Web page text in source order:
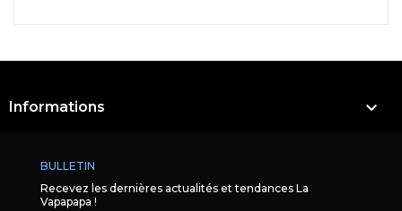
Informations 
BULLETIN
Recevez les dernières actualités et tendances La
Vapapapa !